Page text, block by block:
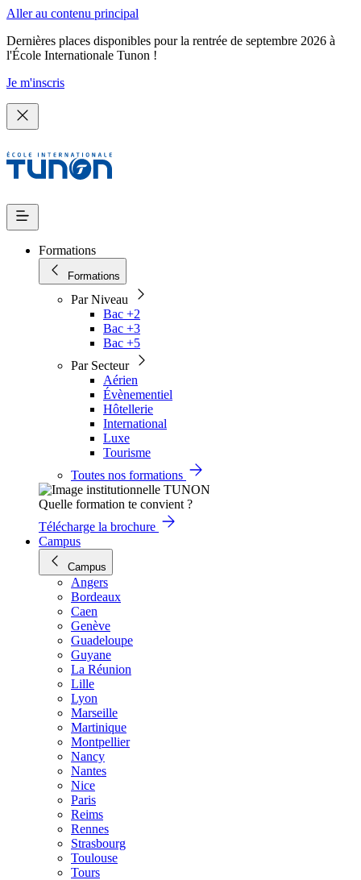
Aller au contenu principal
Dernières places disponibles pour la rentrée de septembre 2026 à
l'École Internationale Tunon !
Je m'inscris
Formations
Formations
Par Niveau
Bac +2
Bac +3
Bac +5
Par Secteur
Aérien
Évènementiel
Hôtellerie
International
Luxe
Tourisme
Toutes nos formations
Quelle formation te convient ?
Télécharge la brochure
Campus
Campus
Angers
Bordeaux
Caen
Genève
Guadeloupe
Guyane
La Réunion
Lille
Lyon
Marseille
Martinique
Montpellier
Nancy
Nantes
Nice
Paris
Reims
Rennes
Strasbourg
Toulouse
Tours